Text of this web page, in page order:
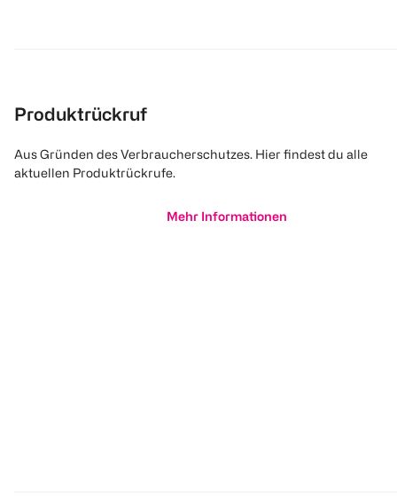
Produktrückruf
Aus Gründen des Verbraucherschutzes. Hier findest du alle
aktuellen Produktrückrufe.
Mehr Informationen